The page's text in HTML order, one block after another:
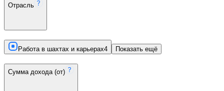
Отрасль
Работа в шахтах и карьерах4 Показать ещё
Сумма дохода (от)